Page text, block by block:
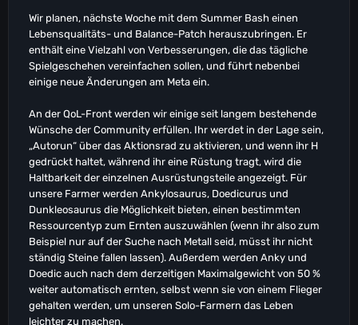
Wir planen, nächste Woche mit dem Summer Bash einen
Lebensqualitäts- und Balance-Patch herauszubringen. Er
enthält eine Vielzahl von Verbesserungen, die das tägliche
Spielgeschehen vereinfachen sollen, und führt nebenbei
einige neue Änderungen am Meta ein.
An der QoL-Front werden wir einige seit langem bestehende
Wünsche der Community erfüllen. Ihr werdet in der Lage sein,
„Autorun“ über das Aktionsrad zu aktivieren, und wenn ihr H
gedrückt haltet, während ihr eine Rüstung tragt, wird die
Haltbarkeit der einzelnen Ausrüstungsteile angezeigt. Für
unsere Farmer werden Ankylosaurus, Doedicurus und
Dunkleosaurus die Möglichkeit bieten, einen bestimmten
Ressourcentyp zum Ernten auszuwählen (wenn ihr also zum
Beispiel nur auf der Suche nach Metall seid, müsst ihr nicht
ständig Steine fallen lassen). Außerdem werden Anky und
Doedic auch nach dem derzeitigen Maximalgewicht von 50 %
weiter automatisch ernten, selbst wenn sie von einem Flieger
gehalten werden, um unseren Solo-Farmern das Leben
leichter zu machen.